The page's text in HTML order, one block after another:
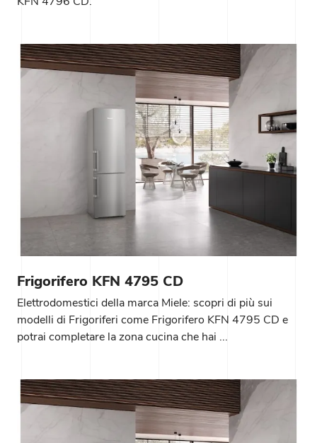
Frigorifero KFN 4795 CD
Elettrodomestici della marca Miele: scopri di più sui
modelli di Frigoriferi come Frigorifero KFN 4795 CD e
potrai completare la zona cucina che hai ...